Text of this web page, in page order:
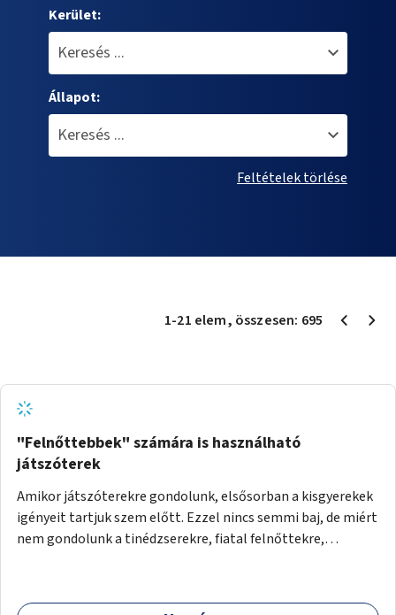
Kerület:
Állapot:
Feltételek törlése
1-21 elem, összesen: 695
"Felnőttebbek" számára is használható
játszóterek
Amikor játszóterekre gondolunk, elsősorban a kisgyerekek
igényeit tartjuk szem előtt. Ezzel nincs semmi baj, de miért
nem gondolunk a tinédzserekre, fiatal felnőttekre,
infrastruktúra. Az idősebb korosztályok játszóterének